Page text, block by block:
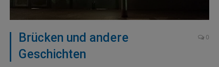
Brücken und andere
Geschichten
0